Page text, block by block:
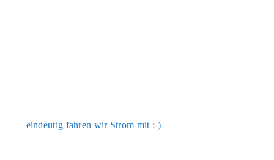
ein­deu­tig fah­ren wir Strom mit :-)